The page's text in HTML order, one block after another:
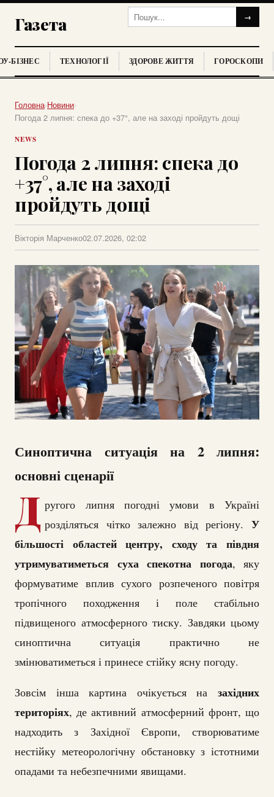
Газета →
БІЗНЕС ТЕХНОЛОГІЇ ЗДОРОВЕ ЖИТТЯ ГОРОСКОПИ
Головна›Новини›
Погода 2 липня: спека до +37°, але на заході пройдуть дощі
NEWS
Погода 2 липня: спека до
+37°, але на заході
пройдуть дощі
Вікторія Марченко02.07.2026, 02:02
Синоптична ситуація на 2 липня:
основні сценарії
Д ругого липня погодні умови в Україні
розділяться чітко залежно від регіону. У
більшості областей центру, сходу та півдня
утримуватиметься суха спекотна погода, яку
формуватиме вплив сухого розпеченого повітря
тропічного походження і поле стабільно
підвищеного атмосферного тиску. Завдяки цьому
синоптична ситуація практично не
змінюватиметься і принесе стійку ясну погоду.
Зовсім інша картина очікується на західних
територіях, де активний атмосферний фронт, що
надходить з Західної Європи, створюватиме
нестійку метеорологічну обстановку з істотними
опадами та небезпечними явищами.